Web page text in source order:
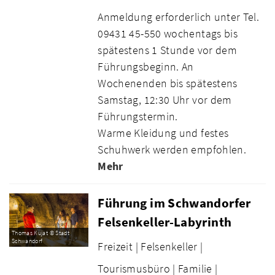
Anmeldung erforderlich unter Tel.
09431 45-550 wochentags bis
spätestens 1 Stunde vor dem
Führungsbeginn. An
Wochenenden bis spätestens
Samstag, 12:30 Uhr vor dem
Führungstermin.
Warme Kleidung und festes
Schuhwerk werden empfohlen.
Mehr
Thomas Kujat © Stadt
Schwandorf
Führung im Schwandorfer
Felsenkeller-Labyrinth
Freizeit | Felsenkeller |
Tourismusbüro | Familie |